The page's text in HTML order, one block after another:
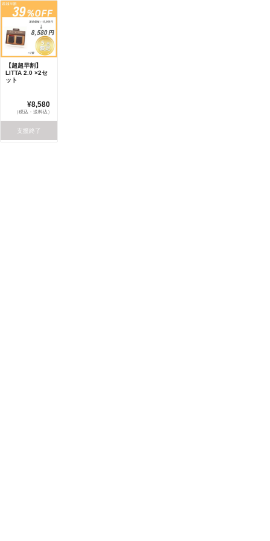
【超超早割】
LITTA 2.0 ×2セ
ット
¥8,580
（税込・送料込）
支援終了